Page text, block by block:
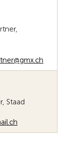
r gmx ch
Staad
l ch